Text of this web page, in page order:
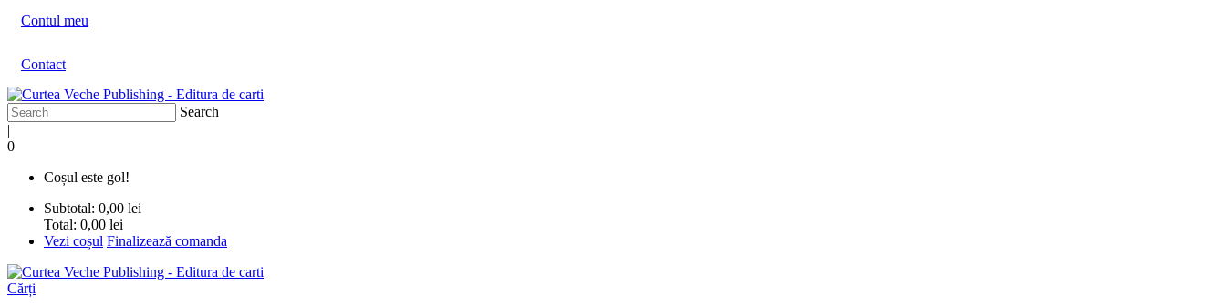
Contul meu
Contact
Search
|
0
Coșul este gol!
Subtotal: 0,00 lei
Total: 0,00 lei
Vezi coșul Finalizează comanda
Cărți